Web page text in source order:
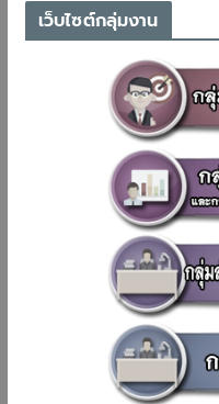
เว็บไซต์กลุ่มงาน